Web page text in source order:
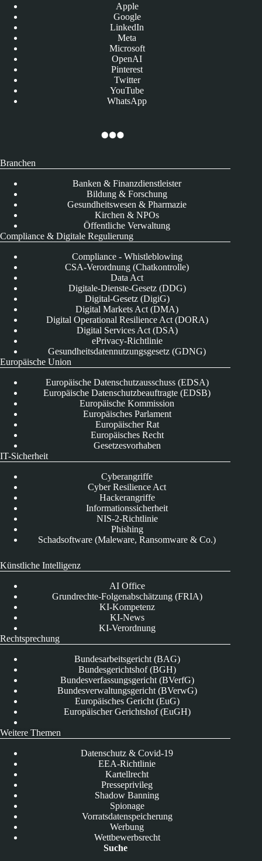
Apple
Google
LinkedIn
Meta
Microsoft
OpenAI
Pinterest
Twitter
YouTube
WhatsApp
Branchen
Banken & Finanzdienstleister
Bildung & Forschung
Gesundheitswesen & Pharmazie
Kirchen & NPOs
Öffentliche Verwaltung
Compliance & Digitale Regulierung
Compliance - Whistleblowing
CSA-Verordnung (Chatkontrolle)
Data Act
Digitale-Dienste-Gesetz (DDG)
Digital-Gesetz (DigiG)
Digital Markets Act (DMA)
Digital Operational Resilience Act (DORA)
Digital Services Act (DSA)
ePrivacy-Richtlinie
Gesundheitsdatennutzungsgesetz (GDNG)
Europäische Union
Europäische Datenschutzausschuss (EDSA)
Europäische Datenschutzbeauftragte (EDSB)
Europäische Kommission
Europäisches Parlament
Europäischer Rat
Europäisches Recht
Gesetzesvorhaben
IT-Sicherheit
Cyberangriffe
Cyber Resilience Act
Hackerangriffe
Informationssicherheit
NIS-2-Richtlinie
Phishing
Schadsoftware (Maleware, Ransomware & Co.)
Künstliche Intelligenz
AI Office
Grundrechte-Folgenabschätzung (FRIA)
KI-Kompetenz
KI-News
KI-Verordnung
Rechtsprechung
Bundesarbeitsgericht (BAG)
Bundesgerichtshof (BGH)
Bundesverfassungsgericht (BVerfG)
Bundesverwaltungsgericht (BVerwG)
Europäisches Gericht (EuG)
Europäischer Gerichtshof (EuGH)
Weitere Themen
Datenschutz & Covid-19
EEA-Richtlinie
Kartellrecht
Presseprivileg
Shadow Banning
Spionage
Vorratsdatenspeicherung
Werbung
Wettbewerbsrecht
Suche